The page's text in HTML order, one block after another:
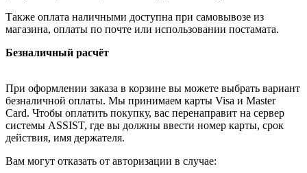
Также оплата наличными доступна при самовывозе из
магазина, оплаты по почте или использовании постамата.
Безналичный расчёт
При оформлении заказа в корзине вы можете выбрать вариант
безналичной оплаты. Мы принимаем карты Visa и Master
Card. Чтобы оплатить покупку, вас перенаправит на сервер
системы ASSIST, где вы должны ввести номер карты, срок
действия, имя держателя.
Вам могут отказать от авторизации в случае: